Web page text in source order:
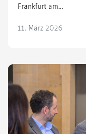
Frankfurt am…
11. März 2026